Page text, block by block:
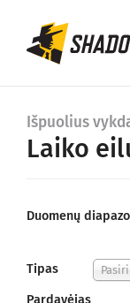
Išpuolius
Laiko
Duomenų
Tipas
Pardavėjas